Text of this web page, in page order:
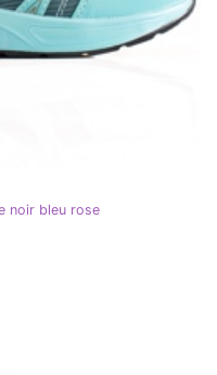
noir bleu rose